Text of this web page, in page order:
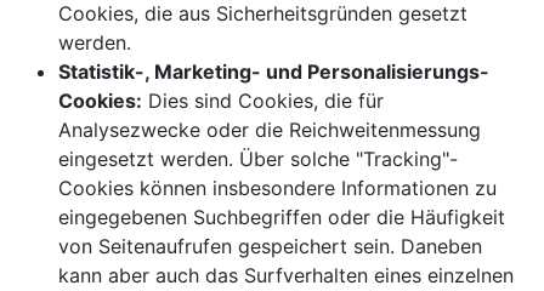
Cookies, die aus Sicherheitsgründen gesetzt
werden.
Statistik-, Marketing- und Personalisierungs-
Cookies: Dies sind Cookies, die für
Analysezwecke oder die Reichweitenmessung
eingesetzt werden. Über solche "Tracking"-
Cookies können insbesondere Informationen zu
eingegebenen Suchbegriffen oder die Häufigkeit
von Seitenaufrufen gespeichert sein. Daneben
kann aber auch das Surfverhalten eines einzelnen